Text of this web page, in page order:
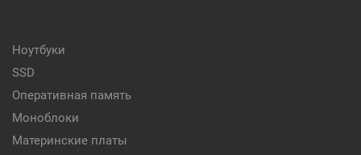
Ноутбуки
SSD
Оперативная память
Моноблоки
Материнские платы